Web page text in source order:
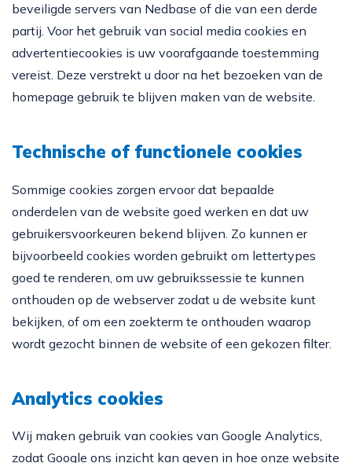
beveiligde servers van Nedbase of die van een derde
partij. Voor het gebruik van social media cookies en
advertentiecookies is uw voorafgaande toestemming
vereist. Deze verstrekt u door na het bezoeken van de
homepage gebruik te blijven maken van de website.
Technische of functionele cookies
Sommige cookies zorgen ervoor dat bepaalde
onderdelen van de website goed werken en dat uw
gebruikersvoorkeuren bekend blijven. Zo kunnen er
bijvoorbeeld cookies worden gebruikt om lettertypes
goed te renderen, om uw gebruikssessie te kunnen
onthouden op de webserver zodat u de website kunt
bekijken, of om een zoekterm te onthouden waarop
wordt gezocht binnen de website of een gekozen filter.
Analytics cookies
Wij maken gebruik van cookies van Google Analytics,
zodat Google ons inzicht kan geven in hoe onze website